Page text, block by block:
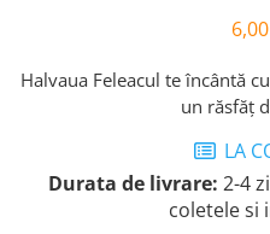
Prajituri artizanale
Halvaua Feleacul te încântă
un răsfăț
LA
Durata de livrare: 2-4
coletele si